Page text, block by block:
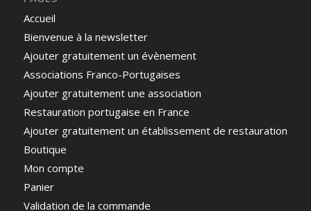
Accueil
Bienvenue à la newsletter
Ajouter gratuitement un évènement
Associations Franco-Portugaises
Ajouter gratuitement une association
Restauration portugaise en France
Ajouter gratuitement un établissement de restauration
Boutique
Mon compte
Panier
Validation de la commande